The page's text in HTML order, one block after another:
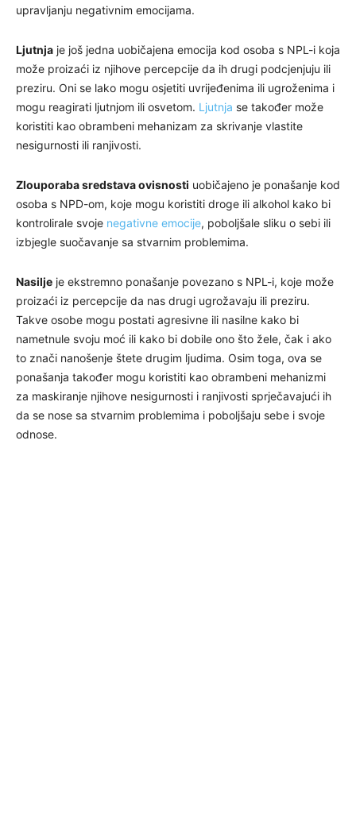
upravljanju negativnim emocijama.
Ljutnja je još jedna uobičajena emocija kod osoba s NPL-i koja
može proizaći iz njihove percepcije da ih drugi podcjenjuju ili
preziru. Oni se lako mogu osjetiti uvrijeđenima ili ugroženima i
mogu reagirati ljutnjom ili osvetom. Ljutnja se također može
koristiti kao obrambeni mehanizam za skrivanje vlastite
nesigurnosti ili ranjivosti.
Zlouporaba sredstava ovisnosti uobičajeno je ponašanje kod
osoba s NPD-om, koje mogu koristiti droge ili alkohol kako bi
kontrolirale svoje negativne emocije, poboljšale sliku o sebi ili
izbjegle suočavanje sa stvarnim problemima.
Nasilje je ekstremno ponašanje povezano s NPL-i, koje može
proizaći iz percepcije da nas drugi ugrožavaju ili preziru.
Takve osobe mogu postati agresivne ili nasilne kako bi
nametnule svoju moć ili kako bi dobile ono što žele, čak i ako
to znači nanošenje štete drugim ljudima. Osim toga, ova se
ponašanja također mogu koristiti kao obrambeni mehanizmi
za maskiranje njihove nesigurnosti i ranjivosti sprječavajući ih
da se nose sa stvarnim problemima i poboljšaju sebe i svoje
odnose.